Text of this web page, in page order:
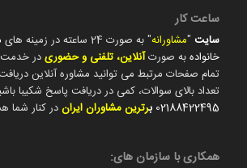
ساعت کار
سایت"مشاورانه" به صورت 24 ساعته در زمینه های
خانوادهبه صورتآنلاین، تلفنی و حضوریدر
تمام صفحات مرتبط می توانید مشاوره آنلاین
تعداد بالای سوالات، کمی در دریافت پاسخ شکیبا
02188422495 برترین مشاوران ایراندر کنار شما
همکاری با سازمان های: